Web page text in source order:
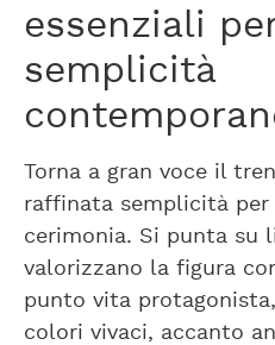
essenziali
semplicità
Torna a gran voce il
raffinata semplicità
cerimonia. Si punta su
valorizzano la figura
punto vita
colori vivaci, accanto